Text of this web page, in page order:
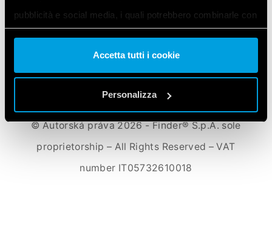
pubblicità e social media, i quali potrebbero combinarle con
altre informazioni che ha fornito loro o che hanno raccolto
dal suo utilizzo dei loro servizi. Acconsenta ai nostri cookie
se continua ad utilizzare il nostro sito web.
Accetta tutti i cookie
Personalizza
ZMĚNA VAŠEHO NASTAVENÍ COOKIES / ODVOLÁNÍ VAŠEHO SOUHLASU
© Autorská práva 2026 - Finder® S.p.A. sole
proprietorship – All Rights Reserved – VAT
number IT05732610018